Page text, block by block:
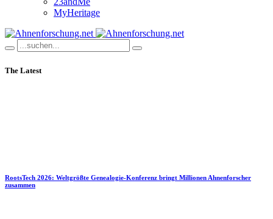
MyHeritage
The Latest
RootsTech 2026: Weltgrößte Genealogie-Konferenz bringt Millionen Ahnenforscher
zusammen